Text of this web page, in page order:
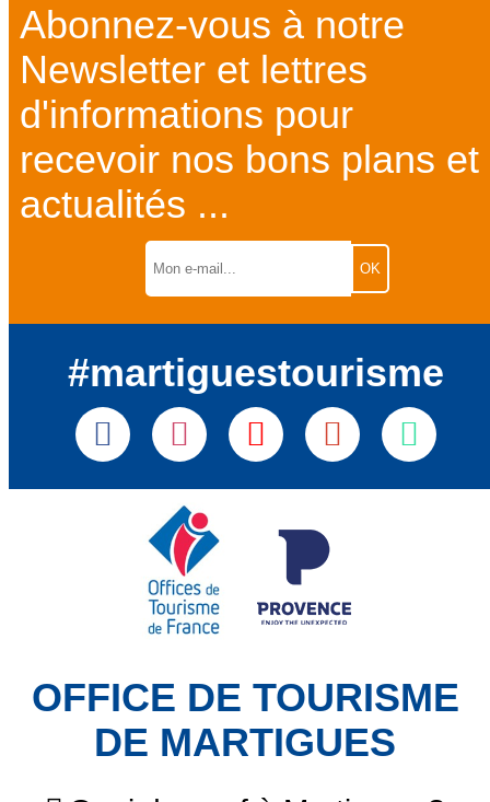
Abonnez-vous à notre
Newsletter et lettres
d'informations pour
recevoir nos bons plans et
actualités ...
#martiguestourisme
OFFICE DE TOURISME
DE MARTIGUES